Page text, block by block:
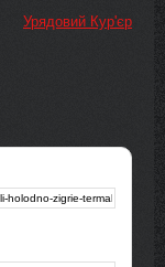
Урядовий Кур'єр